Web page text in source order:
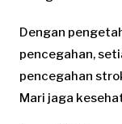
Dengan
pencegahan,
pencegahan
Mari jaga